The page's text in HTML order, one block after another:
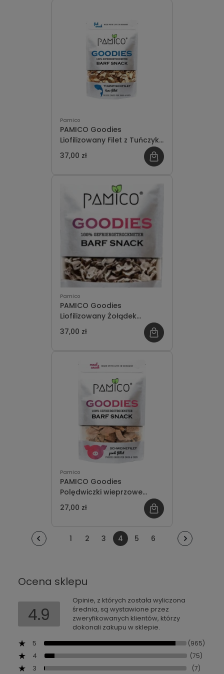
Pamico
PAMICO Goodies
Liofilizowany Filet z Tuńczyka
50g
37,00 zł
Pamico
PAMICO Goodies
Liofilizowany Żołądek
Kurczaka 50g
37,00 zł
Pamico
PAMICO Goodies
Polędwiczki wieprzowe
Freeze-Dried 50g
27,00 zł
1 2 3 4 5 6
Ocena sklepu
4.9
Opinie, z których została wyliczona
średnia, są wystawione przez
zweryfikowanych klientów, którzy
dokonali zakupu w sklepie.
5
(965)
4 (75)
3 (7)